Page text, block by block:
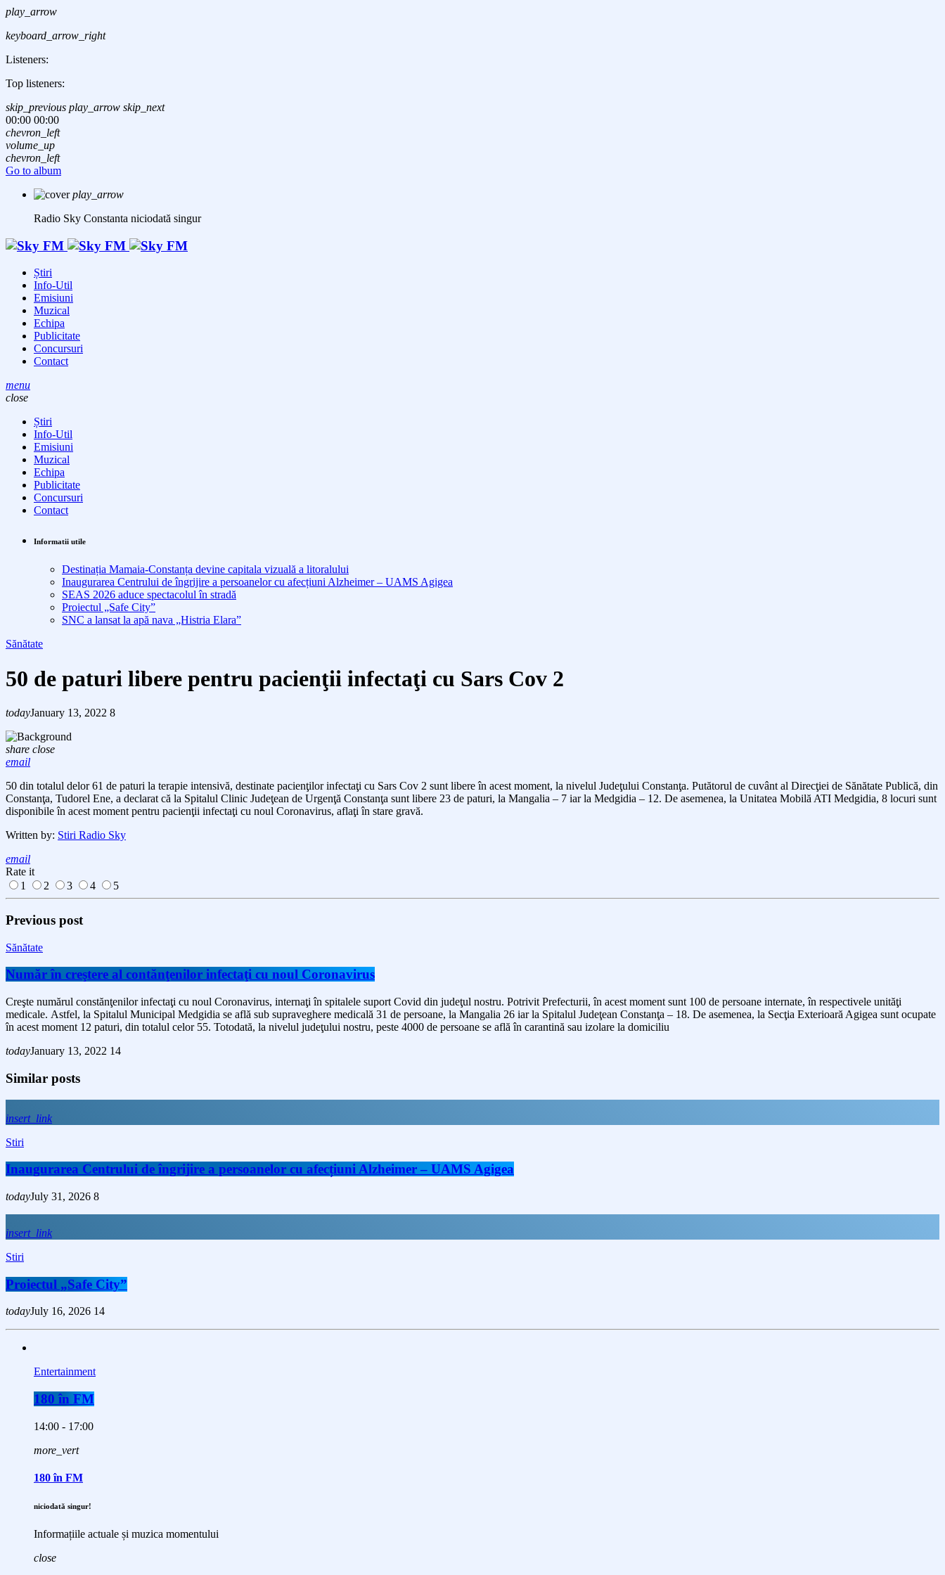
play_arrow
keyboard_arrow_right
Listeners:
Top listeners:
skip_previous play_arrow skip_next
00:00 00:00
chevron_left
volume_up
chevron_left
Go to album
play_arrow
Radio Sky Constanta niciodată singur
Știri
Info-Util
Emisiuni
Muzical
Echipa
Publicitate
Concursuri
Contact
menu
close
Știri
Info-Util
Emisiuni
Muzical
Echipa
Publicitate
Concursuri
Contact
Informatii utile
Destinația Mamaia-Constanța devine capitala vizuală a litoralului
Inaugurarea Centrului de îngrijire a persoanelor cu afecțiuni Alzheimer – UAMS Agigea
SEAS 2026 aduce spectacolul în stradă
Proiectul „Safe City”
SNC a lansat la apă nava „Histria Elara”
Sănătate
50 de paturi libere pentru pacienţii infectaţi cu Sars Cov 2
todayJanuary 13, 2022 8
share close
email
50 din totalul delor 61 de paturi la terapie intensivă, destinate pacienţilor infectaţi cu Sars Cov 2 sunt libere în acest moment, la nivelul Judeţului Constanţa. Putătorul de cuvânt al Direcţiei de Sănătate Publică, din
Constanţa, Tudorel Ene, a declarat că la Spitalul Clinic Judeţean de Urgenţă Constanţa sunt libere 23 de paturi, la Mangalia – 7 iar la Medgidia – 1 2. De asemenea, la Unitatea Mobilă ATI Medgidia, 8 locuri sunt
disponibile în acest moment pentru pacienţii infectaţi cu noul Coronavirus, aflaţi în stare gravă.
Written by: Stiri Radio Sky
email
Rate it
1
2 3 4 5
Previous post
Sănătate
Număr în creştere al contănţenilor infectaţi cu noul Coronavirus
Creşte numărul constănţenilor infectaţi cu noul Coronavirus, internaţi în spitalele suport Covid din judeţul nostru. Potrivit Prefecturii, în acest moment sunt 100 de persoane internate, în respectivele unităţi
medicale. Astfel, la Spitalul Municipal Medgidia se află sub supraveghere medicală 31 de persoane, la Mangalia 26 iar la Spitalul Judeţean Constanţa – 18. De asemenea, la Secţia Exterioară Agigea sunt ocupate
în acest moment 12 paturi, din totalul celor 55. Totodată, la nivelul judeţului nostru, peste 4000 de persoane se află în carantină sau izolare la domiciliu
todayJanuary 13, 2022 14
Similar posts
insert_link
Stiri
Inaugurarea Centrului de îngrijire a persoanelor cu afecțiuni Alzheimer – UAMS Agigea
todayJuly 31, 2026 8
insert_link
Stiri
Proiectul „Safe City”
todayJuly 16, 2026 14
Entertainment
180 în FM
14:00 - 17:00
more_vert
180 în FM
niciodată singur!
Informațiile actuale și muzica momentului
close